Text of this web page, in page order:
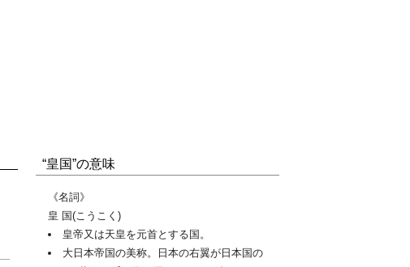
“皇国”の意味
《名詞》
皇 国(こうこく)
皇帝又は天皇を元首とする国。
大日本帝国の美称。日本の右翼が日本国の